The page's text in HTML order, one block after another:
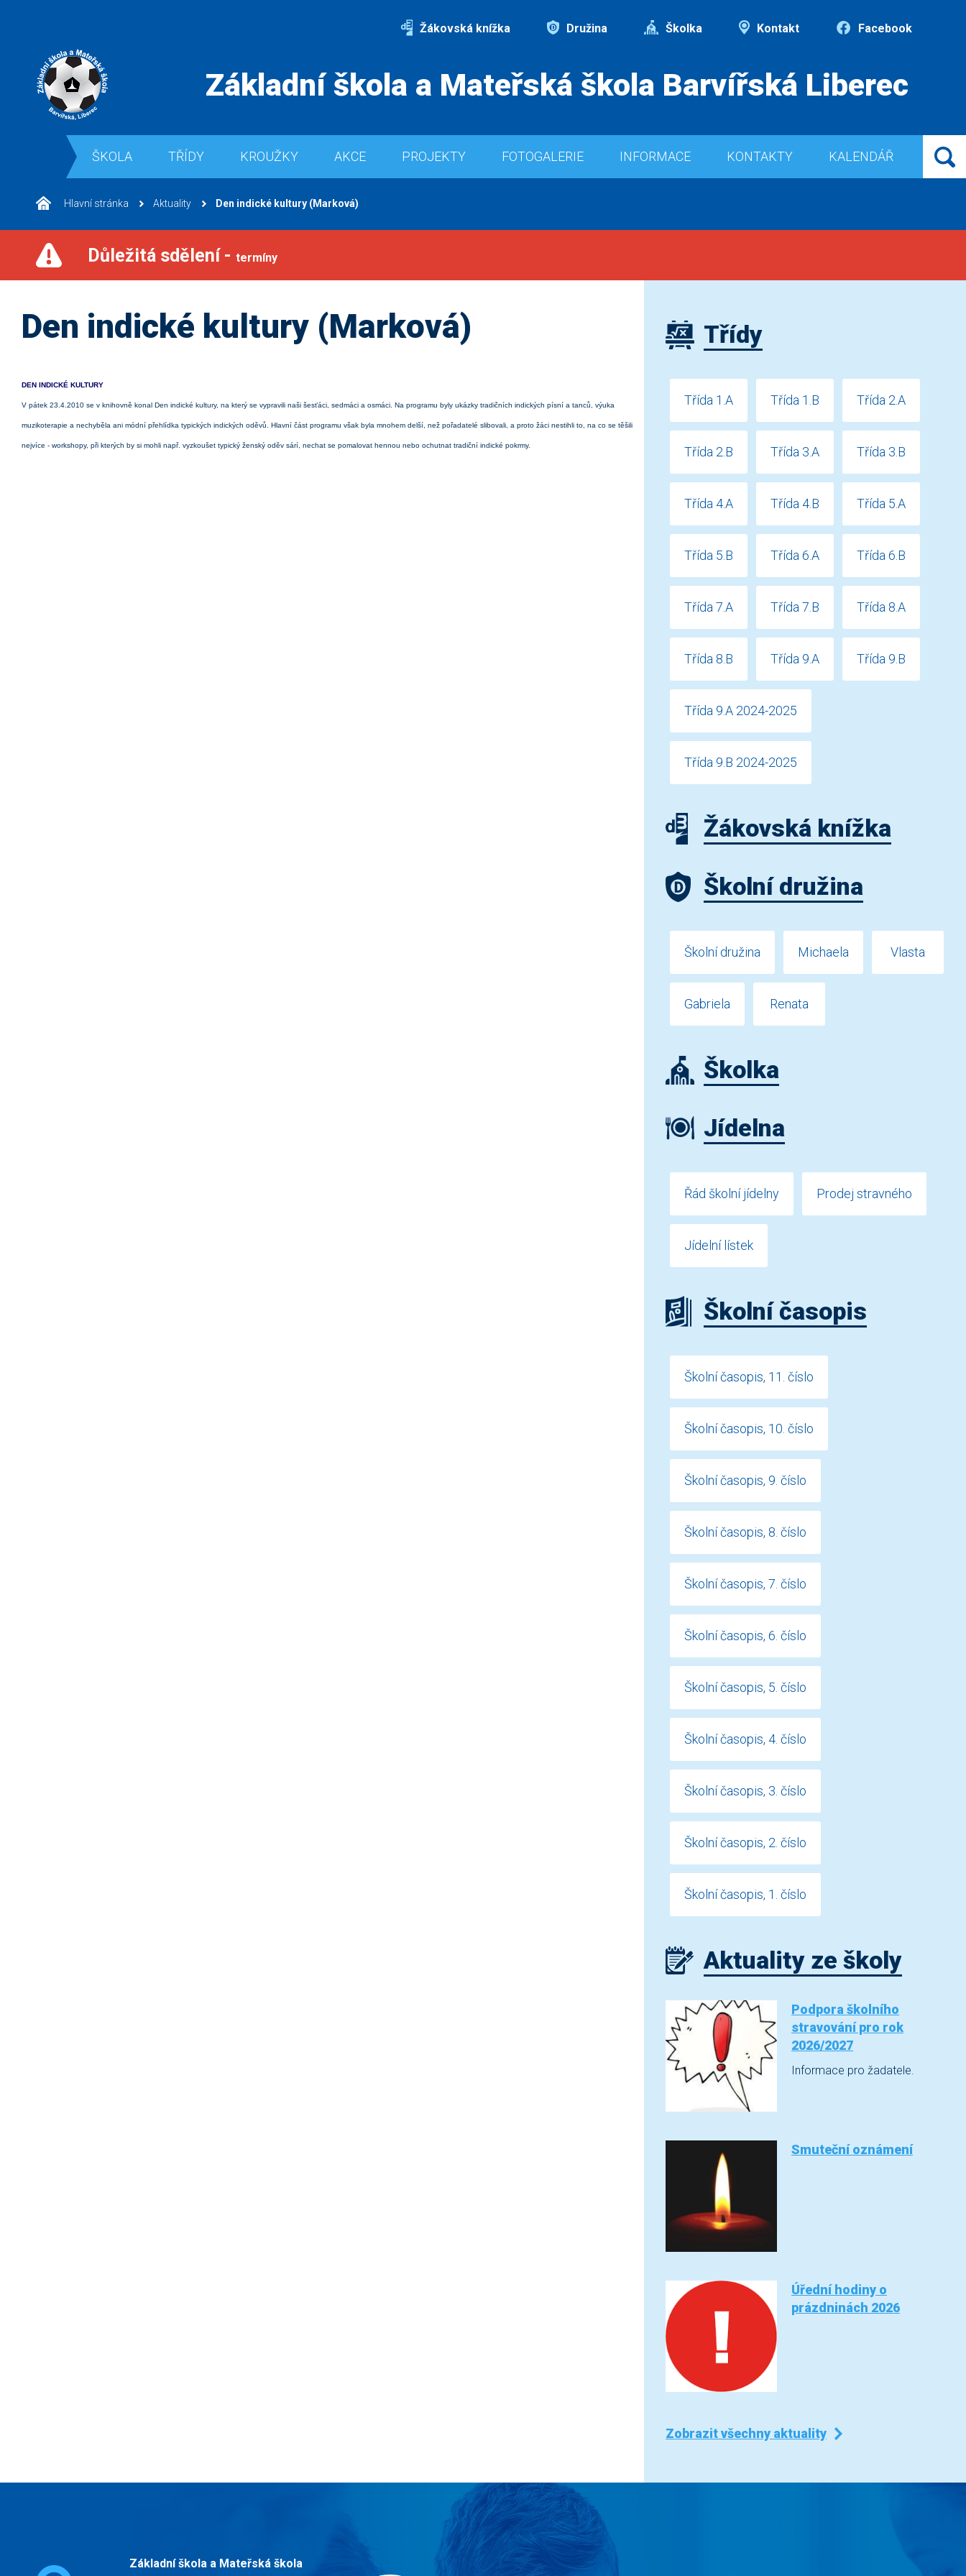
Žákovská knížka Družina Školka Kontakt Facebook
Základní škola a Mateřská škola Barvířská Liberec
ŠKOLA TŘÍDY KROUŽKY AKCE PROJEKTY FOTOGALERIE INFORMACE KONTAKTY KALENDÁŘ
Hlavní stránka Aktuality Den indické kultury (Marková)
Důležitá sdělení - termíny
Den indické kultury (Marková)
DEN INDICKÉ KULTURY
V pátek 23.4.2010 se v knihovně konal Den indické kultury, na který se vypravili naši šesťáci, sedmáci a osmáci. Na programu byly ukázky tradičních indických písní a tanců, výuka
muzikoterapie a nechyběla ani módní přehlídka typických indických oděvů. Hlavní část programu však byla mnohem delší, než pořadatelé slibovali, a proto žáci nestihli to, na co se těšili
nejvíce - workshopy, při kterých by si mohli např. vyzkoušet typický ženský oděv sárí, nechat se pomalovat hennou nebo ochutnat tradiční indické pokrmy.
Třídy
Třída 1.A Třída 1.B Třída 2.A
Třída 2.B Třída 3.A Třída 3.B
Třída 4.A Třída 4.B Třída 5.A
Třída 5.B Třída 6.A Třída 6.B
Třída 7.A Třída 7.B Třída 8.A
Třída 8.B Třída 9.A Třída 9.B
Třída 9.A 2024-2025
Třída 9.B 2024-2025
Žákovská knížka
Školní družina
Školní družina Michaela Vlasta
Gabriela Renata
Školka
Jídelna
Řád školní jídelny Prodej stravného
Jídelní lístek
Školní časopis
Školní časopis, 11. číslo
Školní časopis, 10. číslo
Školní časopis, 9. číslo
Školní časopis, 8. číslo
Školní časopis, 7. číslo
Školní časopis, 6. číslo
Školní časopis, 5. číslo
Školní časopis, 4. číslo
Školní časopis, 3. číslo
Školní časopis, 2. číslo
Školní časopis, 1. číslo
Aktuality ze školy
Podpora školního
stravování pro rok
2026/2027
Informace pro žadatele.
Smuteční oznámení
Úřední hodiny o
prázdninách 2026
Zobrazit všechny aktuality
Základní škola a Mateřská škola